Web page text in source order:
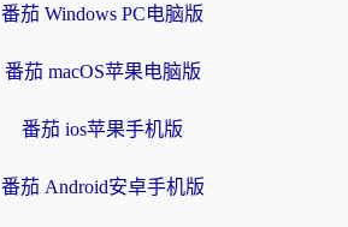
番茄 Windows PC电脑版
番茄 macOS苹果电脑版
番茄 ios苹果手机版
番茄 Android安卓手机版